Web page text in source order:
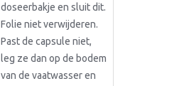
doseerbakje en sluit dit.
Folie niet verwijderen.
Past de capsule niet,
leg ze dan op de bodem
van de vaatwasser en